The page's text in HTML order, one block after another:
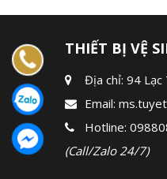
THIẾT BỊ VỆ
Địa chỉ: 94
Email:
Hotline:
(Call/Zalo 24/7)